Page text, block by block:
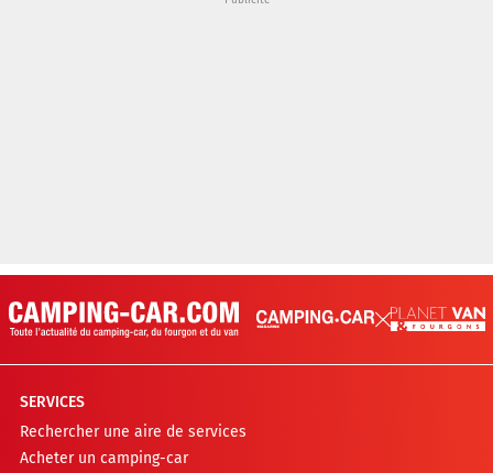
SERVICES
Rechercher une aire de services
Acheter un camping-car